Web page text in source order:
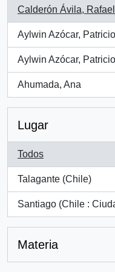
Calderón Ávila, Rafael
, 7 resultados
Aylwin Azócar,
, 1 resultados
Aylwin Azócar, Patricio
, 1 resultados
Ahumada, Ana
, 1 resultados
Lugar
Todos
Talagante (Chile)
, 5 resultados
Santiago (Chile :
, 3 resultados
Materia